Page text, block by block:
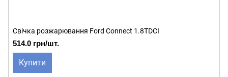
Свічка розжарювання Ford Connect 1.8TDCI
514.0 грн/шт.
Купити